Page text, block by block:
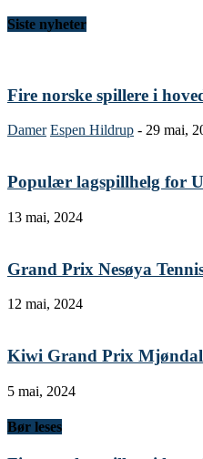
Siste nyheter
Fire norske spillere i
Damer Espen Hildrup - 29 mai,
Populær lagspillhelg for
13 mai, 2024
Grand Prix Nesøya
12 mai, 2024
Kiwi Grand Prix
5 mai, 2024
Bør leses